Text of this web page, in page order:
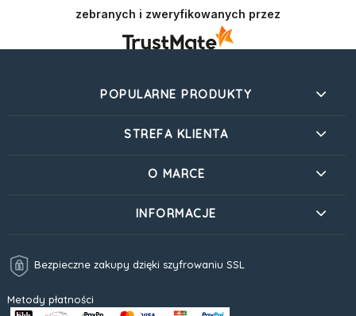
zebranych i zweryfikowanych przez
POPULARNE PRODUKTY
STREFA KLIENTA
O MARCE
INFORMACJE
Bezpieczne zakupy dzięki szyfrowaniu SSL
Metody płatności